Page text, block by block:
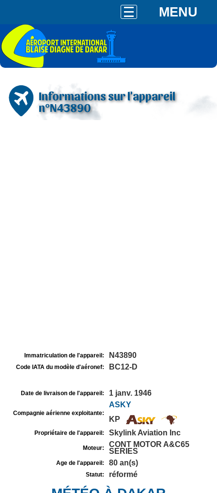
MENU
Informations sur l'appareil
n°N43890
Immatriculation de l'appareil: N43890
Code IATA du modèle d'aéronef: BC12-D
Date de livraison de l'appareil: 1 janv. 1946
Compagnie aérienne exploitante:
ASKY
KP
Propriétaire de l'appareil: Skylink Aviation Inc
Moteur:
CONT MOTOR A&C65
SERIES
Age de l'appareil: 80 an(s)
Statut: réformé